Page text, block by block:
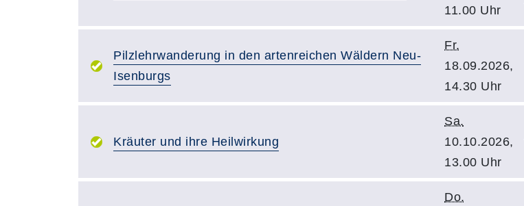
11.00 Uhr
Pilzlehrwanderung in den artenreichen Wäldern Neu-
Isenburgs
Fr.
18.09.2026,
14.30 Uhr
Kräuter und ihre Heilwirkung
Sa.
10.10.2026,
13.00 Uhr
Do.